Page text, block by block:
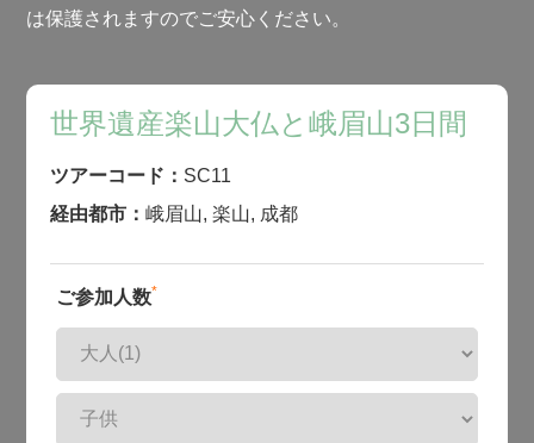
は保護されますのでご安心ください。
世界遺産楽山大仏と峨眉山3日間
ツアーコード： SC11
経由都市：峨眉山,楽山, 成都
ご参加人数*